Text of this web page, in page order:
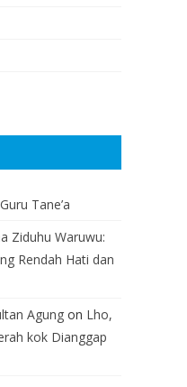
Tane’a
Ziduhu Waruwu:
Rendah Hati dan
Agung on Lho,
kok Dianggap